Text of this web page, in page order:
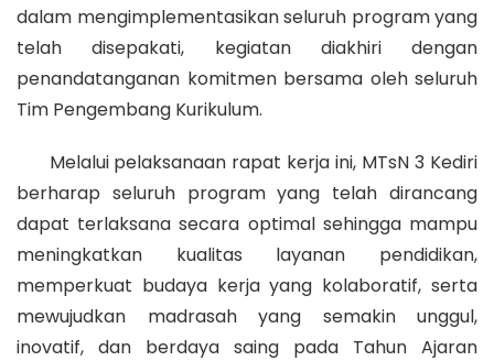
dalam mengimplementasikan seluruh program yang
telah disepakati, kegiatan diakhiri dengan
penandatanganan komitmen bersama oleh seluruh
Tim Pengembang Kurikulum.
Melalui pelaksanaan rapat kerja ini, MTsN 3 Kediri
berharap seluruh program yang telah dirancang
dapat terlaksana secara optimal sehingga mampu
meningkatkan kualitas layanan pendidikan,
memperkuat budaya kerja yang kolaboratif, serta
mewujudkan madrasah yang semakin unggul,
inovatif, dan berdaya saing pada Tahun Ajaran